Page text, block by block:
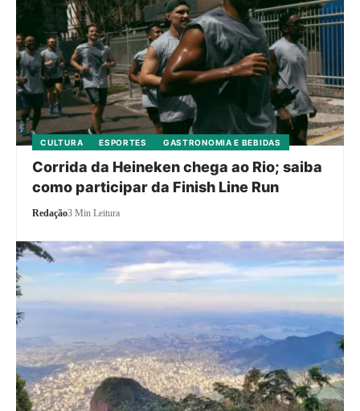
CULTURA ESPORTES GASTRONOMIA E BEBIDAS
Corrida da Heineken chega ao Rio; saiba
como participar da Finish Line Run
Redação3 Min Leitura